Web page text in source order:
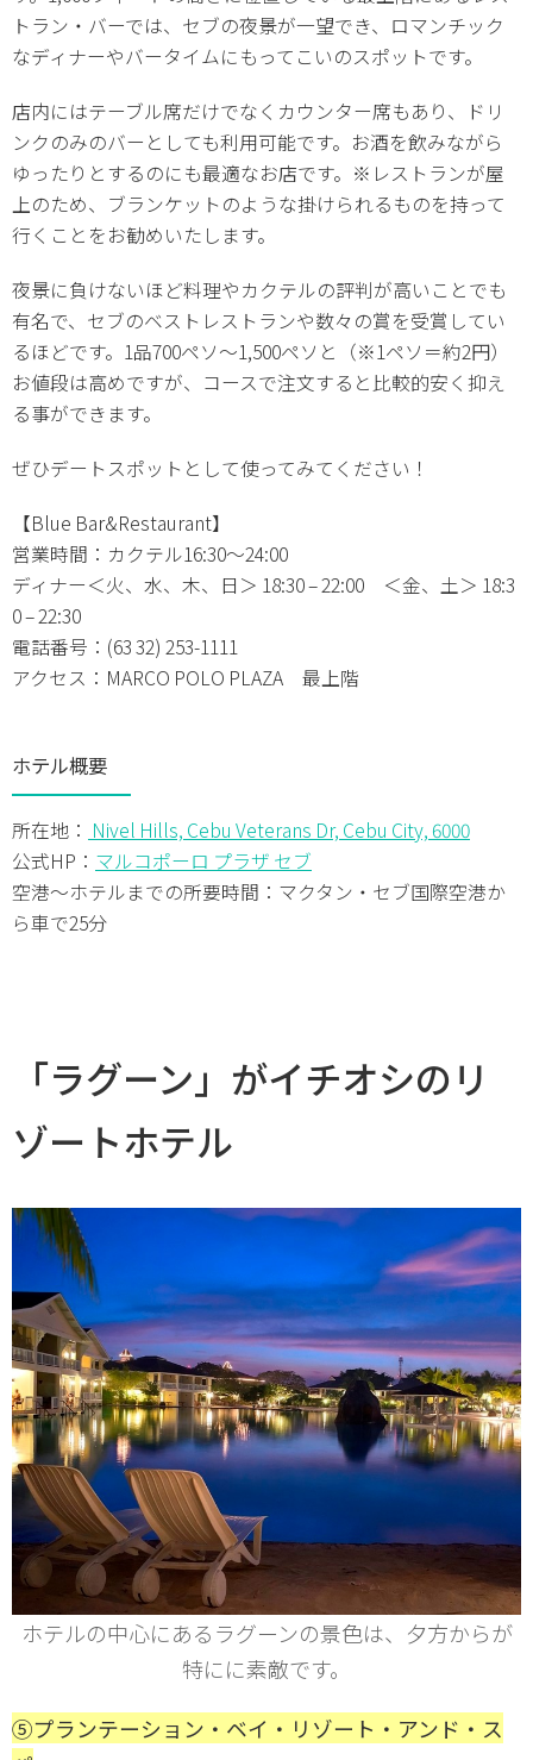
トラン・バーでは、セブの夜景が一望でき、ロマンチック
なディナーやバータイムにもってこいのスポットです。
店内にはテーブル席だけでなくカウンター席もあり、ドリ
ンクのみのバーとしても利用可能です。お酒を飲みながら
ゆったりとするのにも最適なお店です。※レストランが屋
上のため、ブランケットのような掛けられるものを持って
行くことをお勧めいたします。
夜景に負けないほど料理やカクテルの評判が高いことでも
有名で、セブのベストレストランや数々の賞を受賞してい
るほどです。1品700ペソ～1,500ペソと（※1ペソ＝約2円）
お値段は高めですが、コースで注文すると比較的安く抑え
る事ができます。
ぜひデートスポットとして使ってみてください！
【Blue Bar&Restaurant】
営業時間：カクテル16:30～24:00
ディナー＜火、水、木、日＞ 18:30 – 22:00 ＜金、土＞ 18:3
0 – 22:30
電話番号：(63 32) 253-1111
アクセス：MARCO POLO PLAZA 最上階
ホテル概要
所在地： Nivel Hills, Cebu Veterans Dr, Cebu City, 6000
公式HP： マルコポーロ プラザ セブ
空港～ホテルまでの所要時間：マクタン・セブ国際空港か
ら車で25分
「ラグーン」がイチオシのリ
ゾートホテル
ホテルの中心にあるラグーンの景色は、夕方からが
特にに素敵です。
⑤プランテーション・ベイ・リゾート・アンド・ス